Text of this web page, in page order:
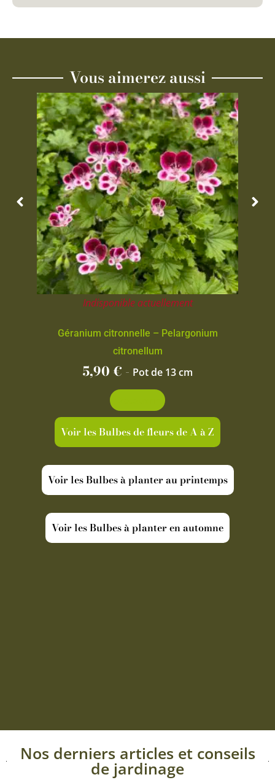
Vous aimerez aussi
Indisponible actuellement
Géranium citronnelle – Pelargonium
citronellum
5,90€ - Pot de 13 cm
Voir les Bulbes de fleurs de A à Z
Voir les Bulbes à planter au printemps
Voir les Bulbes à planter en automne
Nos derniers articles et conseils
de jardinage